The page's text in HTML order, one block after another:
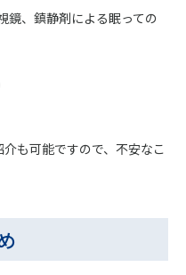
鏡、鎮静剤による眠っての
も可能ですので、不安なこ